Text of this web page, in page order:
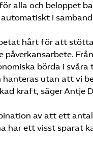
alla och beloppet
i
hårt för att
börda i
utan att vi
kraft, säger Antje
av att ett
har ett visst sparat